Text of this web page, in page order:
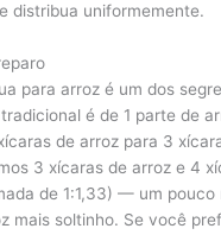
distribua uniformemente.
para arroz é um dos
é de 1 parte de
de arroz para 3
3 xícaras de arroz e 4
de 1:1,33) — um pouco
mais soltinho. Se você